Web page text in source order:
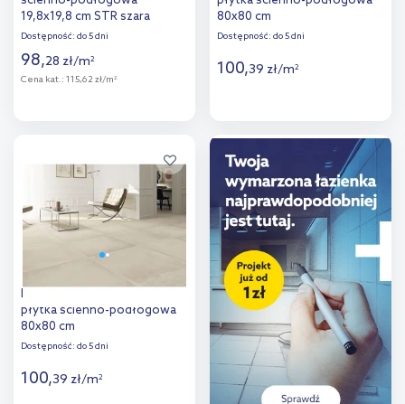
19,8x19,8 cm STR szara
Dostępność: do 5 dni
98,28 zł/m2
Cena kat.: 115,62 zł/m2
porównania
80x80 cm
Dostępność: do 5 dni
100,39 zł/m2
Dodaj do
porównania
Euroceramic Grafton Ivory
płytka ścienno-podłogowa
80x80 cm
Dostępność: do 5 dni
100,39 zł/m2